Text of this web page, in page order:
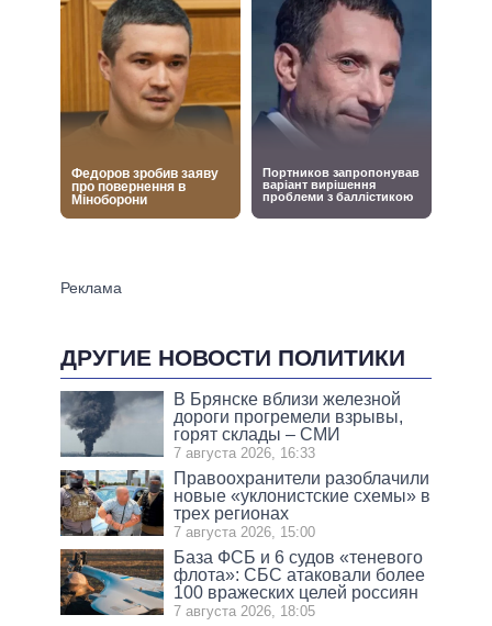
ДРУГИЕ НОВОСТИ ПОЛИТИКИ
В Брянске вблизи железной
дороги прогремели взрывы,
горят склады – СМИ
7 августа 2026, 16:33
Правоохранители разоблачили
новые «уклонистские схемы» в
трех регионах
7 августа 2026, 15:00
База ФСБ и 6 судов «теневого
флота»: СБС атаковали более
100 вражеских целей россиян
7 августа 2026, 18:05